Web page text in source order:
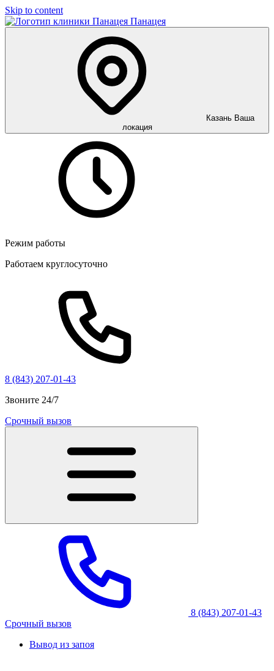
Skip to content
Панацея
Казань Ваша
локация
Режим работы
Работаем круглосуточно
8 (843) 207-01-43
Звоните 24/7
Срочный вызов
8 (843) 207-01-43
Срочный вызов
Вывод из запоя